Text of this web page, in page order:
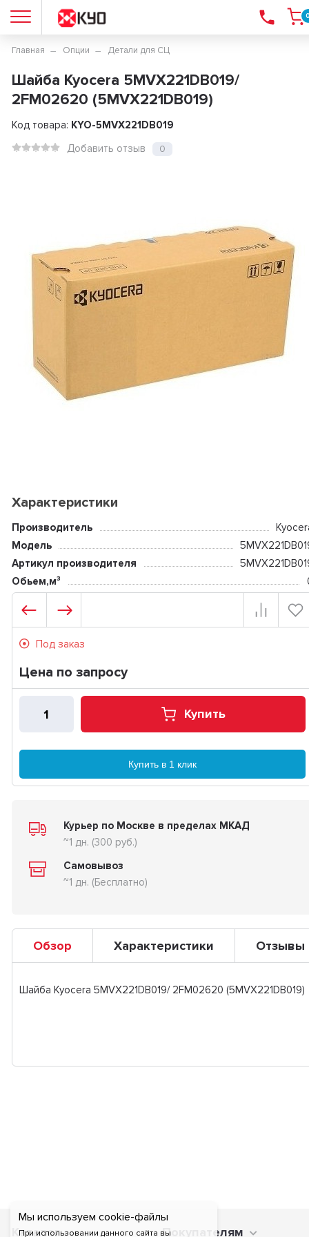
Мы используем cookie-файлы
При использовании данного сайта вы
Главная Опции Детали для СЦ
Шайба Kyocera 5MVX221DB019/
2FM02620 (5MVX221DB019)
Код товара: KYO-5MVX221DB019
Добавить отзыв
0
Характеристики
Производитель
Модель
Артикул производителя
Обьем,м³
Под заказ
Цена по запросу
Купить
Купить в 1 клик
Курьер по Москве в пределах МКАД
~1 дн. (300 руб.)
Самовывоз
~1 дн. (Бесплатно)
Обзор Характеристики Отзывы
Шайба Kyocera 5MVX221DB019/ 2FM02620 (5MVX221DB019)
Каталог Покупателям